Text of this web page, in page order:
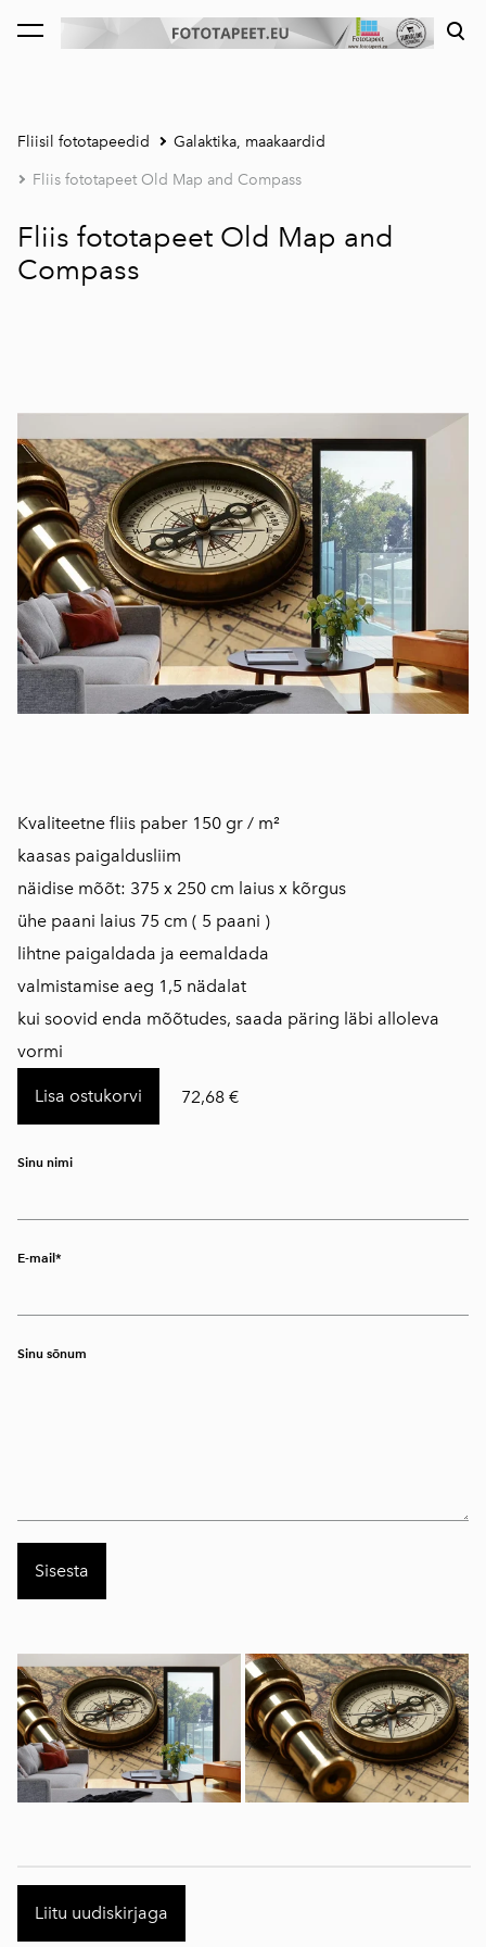
lisati ostukorvi. Vaata ostukorvi
Fliisil fototapeedid Galaktika, maakaardid
Fliis fototapeet Old Map and Compass
Fliis fototapeet Old Map and
Compass
Kvaliteetne fliis paber 150 gr / m²
kaasas paigaldusliim
näidise mõõt: 375 x 250 cm laius x kõrgus
ühe paani laius 75 cm ( 5 paani )
lihtne paigaldada ja eemaldada
valmistamise aeg 1,5 nädalat
kui soovid enda mõõtudes, saada päring läbi alloleva
vormi
Lisa ostukorvi 72,68 €
Sinu nimi
E-mail
Sinu sõnum
Liitu uudiskirjaga